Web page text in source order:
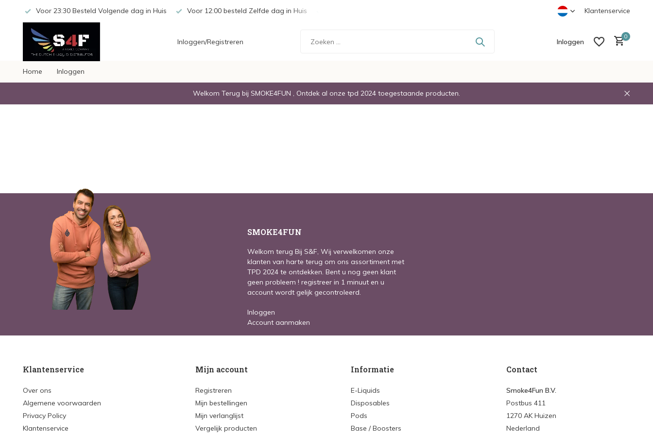
Voor 23:30 Besteld Volgende dag in Huis Voor 12:00 besteld Zelfde dag in Huis Voor 23:30 Besteld Volgende dag in HuisKlantenservice
Inloggen/Registreren Inloggen
0
Home Inloggen
Welkom Terug bij SMOKE4FUN , Ontdek al onze tpd 2024 toegestaande producten.
SMOKE4FUN
Welkom terug Bij S&F, Wij verwelkomen onze
klanten van harte terug om ons assortiment met
TPD 2024 te ontdekken. Bent u nog geen klant
geen probleem ! registreer in 1 minuut en u
account wordt gelijk gecontroleerd.
Inloggen
Account aanmaken
Klantenservice
Over ons
Algemene voorwaarden
Privacy Policy
Klantenservice
Mijn account
Registreren
Mijn bestellingen
Mijn verlanglijst
Vergelijk producten
Informatie
E-Liquids
Disposables
Pods
Base / Boosters
Contact
Smoke4Fun B.V.
Postbus 411
1270 AK Huizen
Nederland